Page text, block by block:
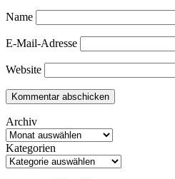
Name
E-Mail-Adresse
Website
Archiv
Kategorien